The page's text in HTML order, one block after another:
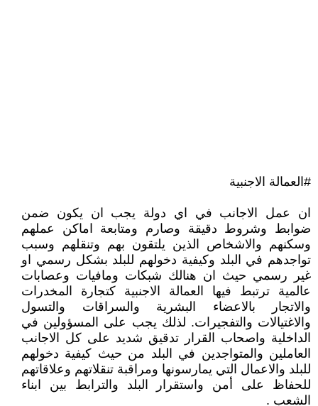
#العمالة الاجنبية
ان عمل الاجانب في اي دولة يجب ان يكون ضمن
ضوابط وشروط دقيقة وصارم ومتابعة اماكن عملهم
وسكنهم والاشخاص الذين يلتقون بهم وتنقلهم وسبب
تواجدهم في البلد وكيفية دخولهم للبلد بشكل رسمي او
غير رسمي حيث ان هنالك شبكات ومافيات وعصابات
عالمية ترتبط فيها العمالة الاجنبية كتجارة المخدرات
والاتجار بالاعضاء البشرية والسراقات والتسول
والاغتيالات والتفجيرات. لذلك يجب على المسؤولين في
الداخلية واصحاب القرار تدقيق شديد على كل الاجانب
العاملين والمتواجدين في البلد من حيث كيفية دخولهم
للبلد والاعمال التي يمارسونها ومراقبة تنقلاتهم وعلاقاتهم
للحفاظ على أمن واستقرار البلد والترابط بين ابناء
الشعب .